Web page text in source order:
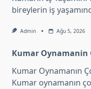
bireylerin iş
Admin Ağu 5, 2026
Kumar Oynamanin
Kumar Oynamanın
Kumar oynamanın